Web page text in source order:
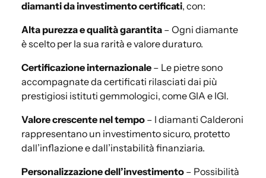
diamanti da investimento certificati, con:
Alta purezza e qualità garantita – Ogni diamante
è scelto per la sua rarità e valore duraturo.
Certificazione internazionale – Le pietre sono
accompagnate da certificati rilasciati dai più
prestigiosi istituti gemmologici, come GIA e IGI.
Valore crescente nel tempo – I diamanti Calderoni
rappresentano un investimento sicuro, protetto
dall’inflazione e dall’instabilità finanziaria.
Personalizzazione dell’investimento – Possibilità